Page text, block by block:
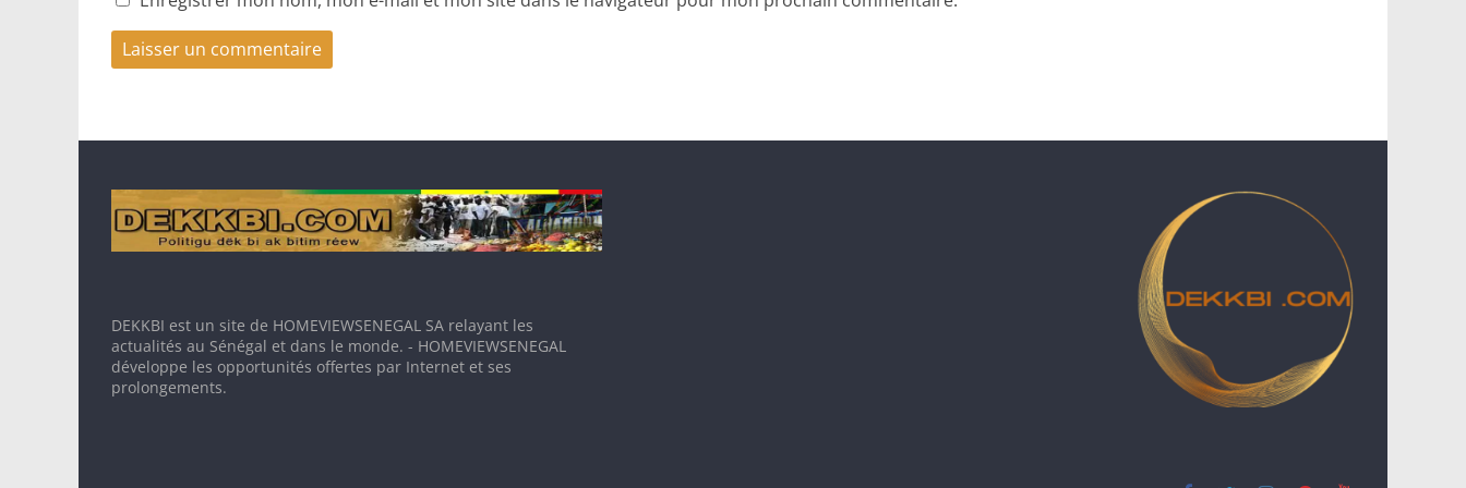
DEKKBI est un site de HOMEVIEWSENEGAL SA relayant les
actualités au Sénégal et dans le monde. - HOMEVIEWSENEGAL
développe les opportunités offertes par Internet et ses
prolongements.